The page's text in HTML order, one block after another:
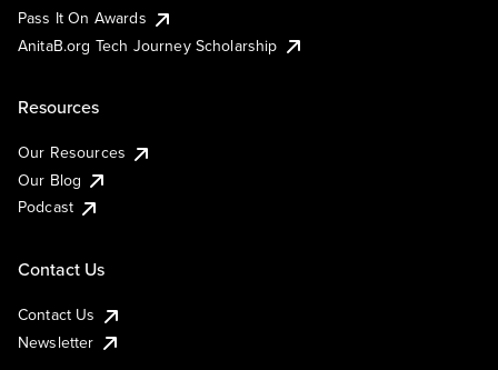
Pass It On Awards
AnitaB.org Tech Journey Scholarship
Resources
Our Resources
Our Blog
Podcast
Contact Us
Contact Us
Newsletter